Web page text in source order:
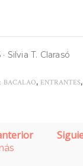
· Silvia T. Clarasó
BACALAO, ENTRANTES,